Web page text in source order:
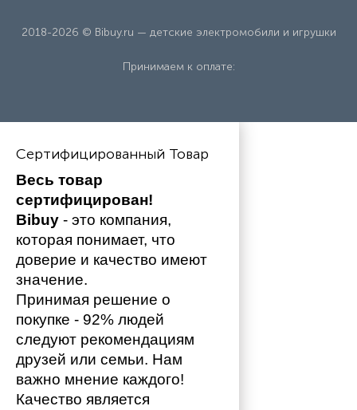
2018-2026 © Bibuy.ru — детские электромобили и игрушки
Принимаем к оплате:
Сертифицированный Товар
Весь товар
сертифицирован!
Bibuy - это компания,
которая понимает, что
доверие и качество имеют
значение.
Принимая решение о
покупке - 92% людей
следуют рекомендациям
друзей или семьи. Нам
важно мнение каждого!
Качество является